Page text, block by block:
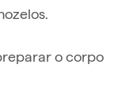
o corpo